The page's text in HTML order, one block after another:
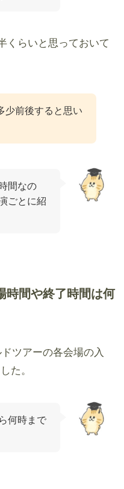
くらいと思っておいて
少前後すると思い
間なの
ごとに紹
時間や終了時間は何
ツアーの各会場の入
た。
何時まで